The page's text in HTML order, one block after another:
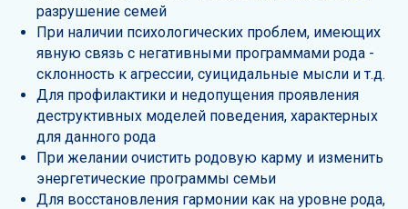
разрушение семей
При наличии психологических проблем, имеющих
явную связь с негативными программами рода -
склонность к агрессии, суицидальные мысли и т.д.
Для профилактики и недопущения проявления
деструктивных моделей поведения, характерных
для данного рода
При желании очистить родовую карму и изменить
энергетические программы семьи
Для восстановления гармонии как на уровне рода,